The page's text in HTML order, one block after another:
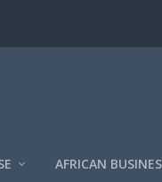
AFRICAN